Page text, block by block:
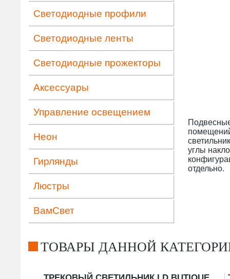
Светодиодные профили
Светодиодные ленты
Светодиодные прожекторы
Аксессуары
Управление освещением
Неон
Гирлянды
Люстры
ВамСвет
углы
отдельно.
ТОВАРЫ ДАННОЙ